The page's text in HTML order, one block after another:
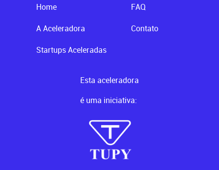
Home
A Aceleradora
Startups Aceleradas
FAQ
Contato
Esta aceleradora
é uma iniciativa: